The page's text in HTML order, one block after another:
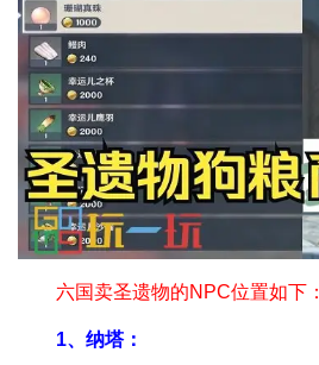
六国卖圣遗物的NPC位置如下：
1、纳塔：